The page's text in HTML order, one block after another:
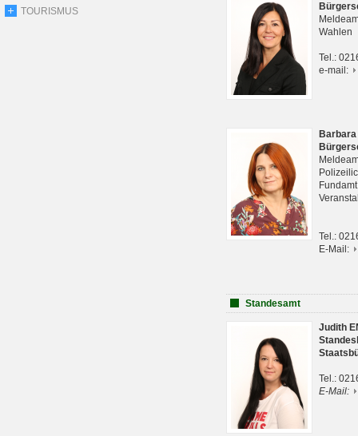
TOURISMUS
Wahlen
Tel.:
e-mail:
Tel.:
E-Mail:
Standesamt
Judith
Tel.:
E-Mail: